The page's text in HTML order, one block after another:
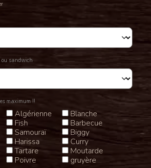
ou sandwich
maximum !!
Algérienne
Blanche
Fish
Barbecue
Samouraï
Biggy
Harissa
Curry
Tartare
Moutarde
Poivre gruyère